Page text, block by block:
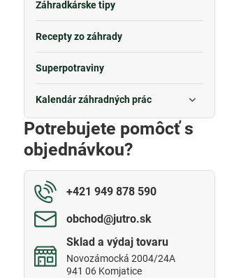
Záhradkárske tipy
Recepty zo záhrady
Superpotraviny
Kalendár záhradných prác
Potrebujete pomôcť s
objednávkou?
+421 949 878 590
obchod​@jutro​.sk
Sklad a výdaj tovaru
Novozámocká 2004/24A
941 06 Komjatice